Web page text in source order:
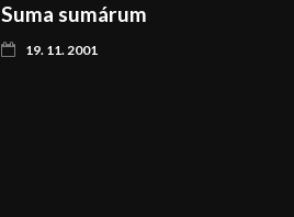
Suma sumárum
19. 11. 2001